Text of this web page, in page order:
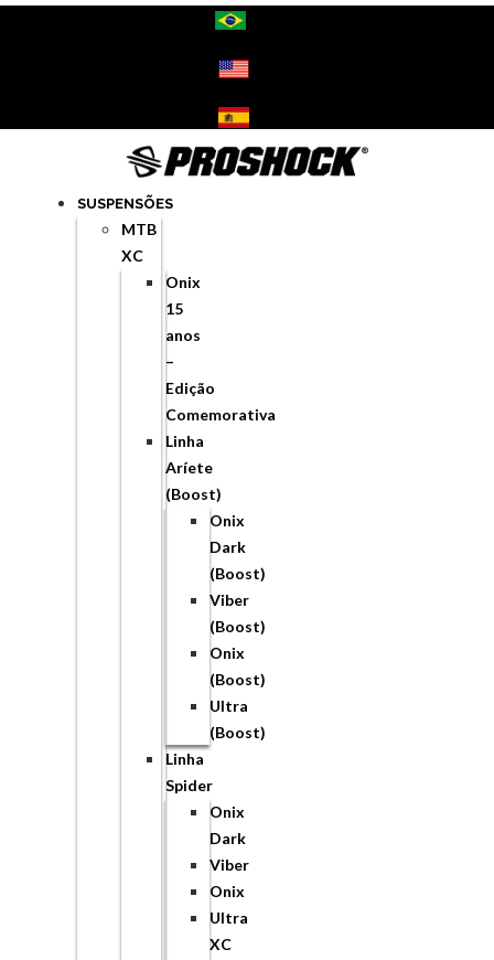
SUSPENSÕES
MTB
XC
Onix
15
anos
–
Edição
Comemorativa
Linha
Aríete
(Boost)
Onix
Dark
(Boost)
Viber
(Boost)
Onix
(Boost)
Ultra
(Boost)
Linha
Spider
Onix
Dark
Viber
Onix
Ultra
XC